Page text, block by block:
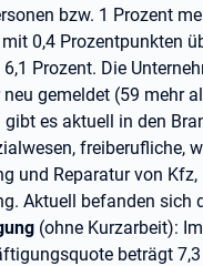
bzw. 1 Prozent
0,4 Prozentpunkten
Prozent. Die
gemeldet (59 mehr
es aktuell in den
freiberufliche,
und Reparatur von Kfz,
Aktuell befanden sich
(ohne Kurzarbeit):
beträgt